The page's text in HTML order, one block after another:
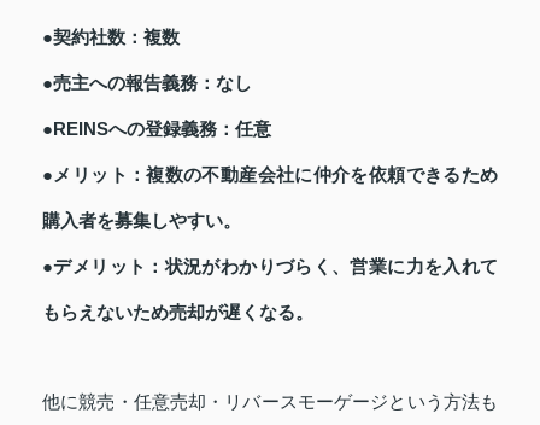
●契約社数：複数
●売主への報告義務：なし
●REINSへの登録義務：任意
●メリット：複数の不動産会社に仲介を依頼できるため
購入者を募集しやすい。
●デメリット：状況がわかりづらく、営業に力を入れて
もらえないため売却が遅くなる。
他に競売・任意売却・リバースモーゲージという方法も